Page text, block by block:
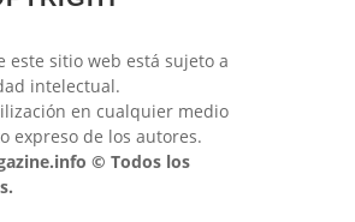
este sitio web está sujeto a
intelectual.
en cualquier medio
expreso de los autores.
© Todos los